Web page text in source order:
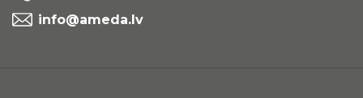
info@ameda.lv